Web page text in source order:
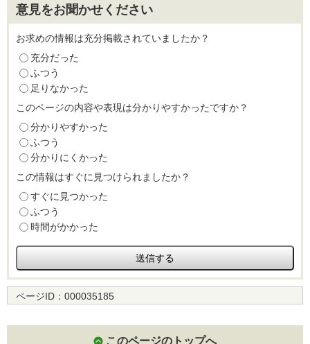
意見をお聞かせください
お求めの情報は充分掲載されていましたか？
充分だった
ふつう
足りなかった
このページの内容や表現は分かりやすかったですか？
分かりやすかった
ふつう
分かりにくかった
この情報はすぐに見つけられましたか？
すぐに見つかった
ふつう
時間がかかった
ページID： 000035185
このページのトップへ